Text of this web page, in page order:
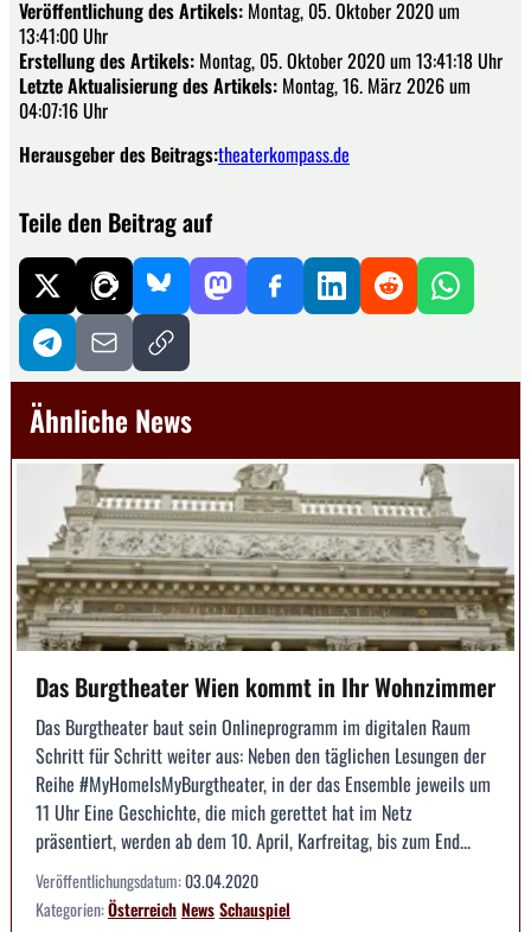
Veröffentlichung des Artikels: Montag, 05. Oktober 2020 um
13:41:00 Uhr
Erstellung des Artikels: Montag, 05. Oktober 2020 um 13:41:18 Uhr
Letzte Aktualisierung des Artikels: Montag, 16. März 2026 um
04:07:16 Uhr
Herausgeber des Beitrags:theaterkompass.de
Teile den Beitrag auf
Ähnliche News
Das Burgtheater Wien kommt in Ihr Wohnzimmer
Das Burgtheater baut sein Onlineprogramm im digitalen Raum
Schritt für Schritt weiter aus: Neben den täglichen Lesungen der
Reihe #MyHomeIsMyBurgtheater, in der das Ensemble jeweils um
11 Uhr Eine Geschichte, die mich gerettet hat im Netz
präsentiert, werden ab dem 10. April, Karfreitag, bis zum End...
Veröffentlichungsdatum:03.04.2020
Kategorien:ÖsterreichNewsSchauspiel